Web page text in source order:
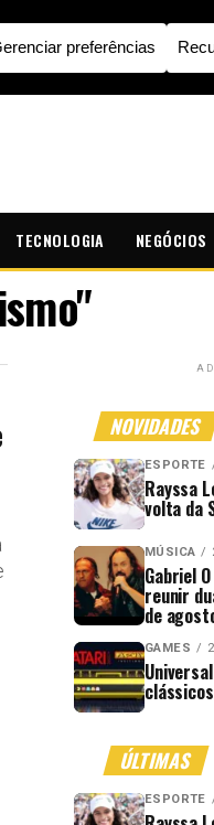
TECNOLOGIA NEGÓCIOS
NOVIDADES
ESPORTE
Rayssa
volta da
MÚSICA
Gabriel
reunir
de
GAMES
ÚLTIMAS
ESPORTE